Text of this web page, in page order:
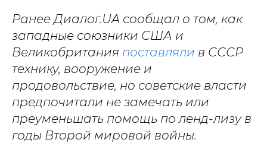
Ранее Диалог.UA сообщал о том, как
западные союзники США и
Великобритания поставляли в СССР
технику, вооружение и
продовольствие, но советские власти
предпочитали не замечать или
преуменьшать помощь по ленд-лизу в
годы Второй мировой войны.